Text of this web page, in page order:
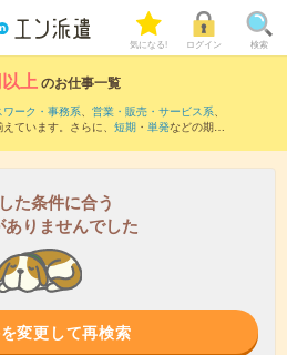
気になる! ログイン 検索
上のお仕事一覧
ワーク・事務系、 営業・販売・サービス系、
ています。さらに、 短期 ・ 単発などの期間
た条件に合う
ありませんでした
変更して再検索